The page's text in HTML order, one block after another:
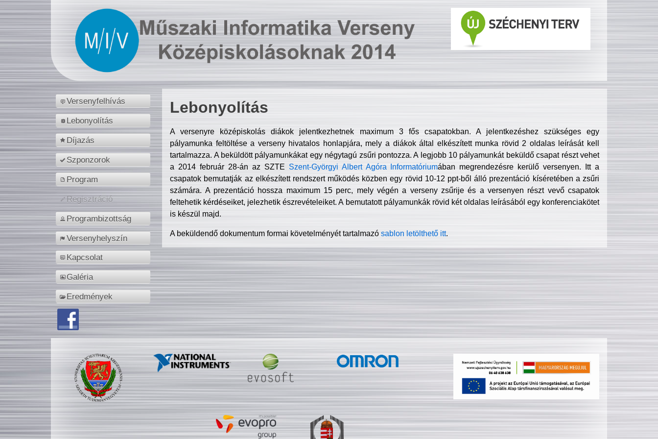
Versenyfelhívás
Lebonyolítás
Díjazás
Szponzorok
Program
Regisztráció
Programbizottság
Versenyhelyszín
Kapcsolat
Galéria
Eredmények
Lebonyolítás
A versenyre középiskolás diákok jelentkezhetnek maximum 3 fős csapatokban. A jelentkezéshez szükséges egy
pályamunka feltöltése a verseny hivatalos honlapjára, mely a diákok által elkészített munka rövid 2 oldalas leírását kell
tartalmazza. A beküldött pályamunkákat egy négytagú zsűri pontozza. A legjobb 10 pályamunkát beküldő csapat részt vehet
a 2014 február 28-án az SZTE Szent-Györgyi Albert Agóra Informatóriumában megrendezésre kerülő versenyen. Itt a
csapatok bemutatják az elkészített rendszert működés közben egy rövid 10-12 ppt-ből álló prezentáció kíséretében a zsűri
számára. A prezentáció hossza maximum 15 perc, mely végén a verseny zsűrije és a versenyen részt vevő csapatok
feltehetik kérdéseiket, jelezhetik észrevételeiket. A bemutatott pályamunkák rövid két oldalas leírásából egy konferenciakötet
is készül majd.
A beküldendő dokumentum formai követelményét tartalmazósablon letölthető itt.